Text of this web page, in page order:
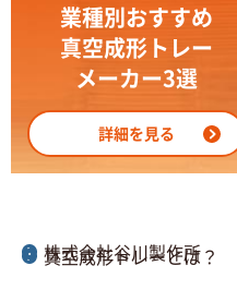
ワイヂーエル株式会社
株式会社マルアイ
MAPPREND. 株式会社
セイホクパッケージ株式
株式会社谷川製作所
真空成形の連続型と単発
型とは
真空成形の加工の流れ
真空成形における金型と
真空成形トレーとは？
業種別おすすめ
真空成形トレー
メーカー3選
詳細を見る